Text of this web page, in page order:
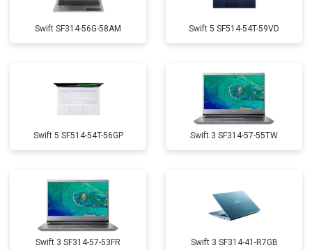
Swift SF314-56G-58AM Swift 5 SF514-54T-59VD
Swift 5 SF514-54T-56GP Swift 3 SF314-57-55TW
Swift 3 SF314-57-53FR Swift 3 SF314-41-R7GB